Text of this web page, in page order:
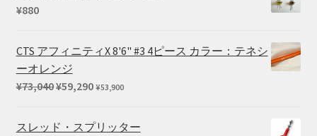
¥880
CTS アフィニティX 8'6" #3 4ピース カラー：テネシ
ーオレンジ
¥73,040元
価
¥59,290現
の
¥53,900
スレッド・スプリッター